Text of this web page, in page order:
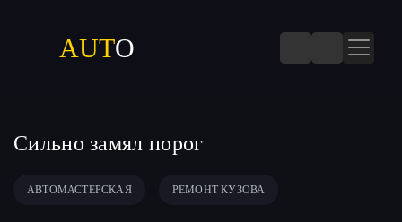
AUTO
Сильно замял порог
АВТОМАСТЕРСКАЯ РЕМОНТ КУЗОВА